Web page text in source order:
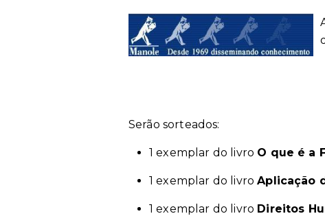
Serão sorteados:
1 exemplar do livro O que é a
1 exemplar do livroAplicação
1 exemplar do livro Direitos